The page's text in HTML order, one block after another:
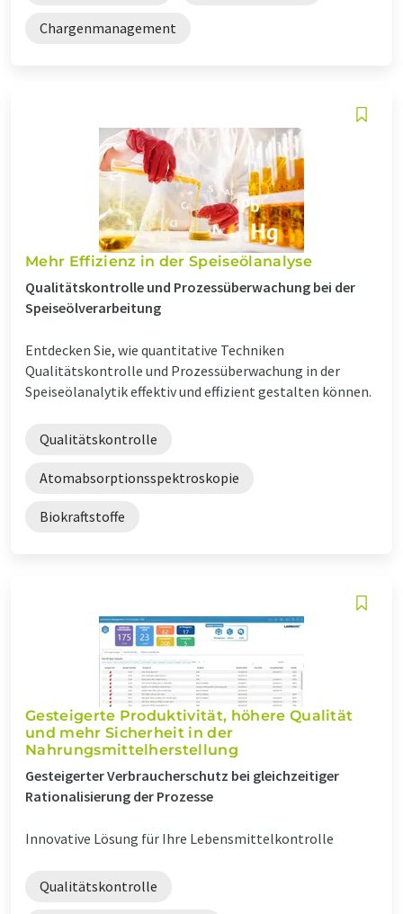
Chargenmanagement
Mehr Effizienz in der Speiseölanalyse
Qualitätskontrolle und Prozessüberwachung bei der
Speiseölverarbeitung
Entdecken Sie, wie quantitative Techniken
Qualitätskontrolle und Prozessüberwachung in der
Speiseölanalytik effektiv und effizient gestalten können.
Qualitätskontrolle
Atomabsorptionsspektroskopie
Biokraftstoffe
Gesteigerte Produktivität, höhere Qualität
und mehr Sicherheit in der
Nahrungsmittelherstellung
Gesteigerter Verbraucherschutz bei gleichzeitiger
Rationalisierung der Prozesse
Innovative Lösung für Ihre Lebensmittelkontrolle
Qualitätskontrolle